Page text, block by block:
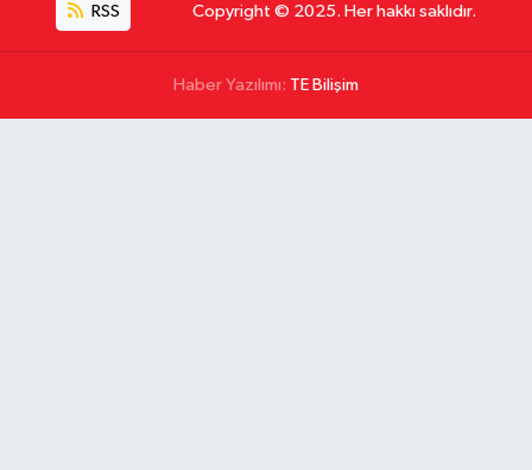
RSS Copyright © 2025. Her hakkı saklıdır.
Haber Yazılımı: TE Bilişim